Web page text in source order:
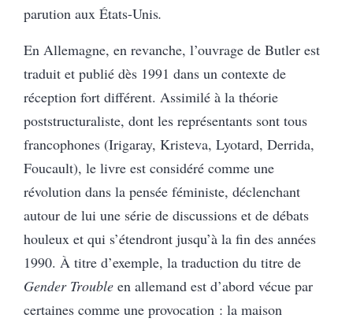
parution aux États-Unis.
En Allemagne, en revanche, l’ouvrage de Butler est
traduit et publié dès 1991 dans un contexte de
réception fort différent. Assimilé à la théorie
poststructuraliste, dont les représentants sont tous
francophones (Irigaray, Kristeva, Lyotard, Derrida,
Foucault), le livre est considéré comme une
révolution dans la pensée féministe, déclenchant
autour de lui une série de discussions et de débats
houleux et qui s’étendront jusqu’à la fin des années
1990. À titre d’exemple, la traduction du titre de
Gender Trouble en allemand est d’abord vécue par
certaines comme une provocation : la maison